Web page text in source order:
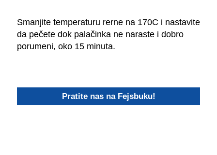
Smanjite temperaturu rerne na 170C i nastavite
da pečete dok palačinka ne naraste i dobro
porumeni, oko 15 minuta.
Pratite nas na Fejsbuku!